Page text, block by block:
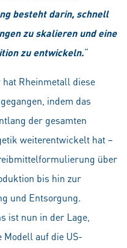
besteht darin, schnell
zu skalieren und eine
zu entwickeln.“
Rheinmetall diese
indem das
der gesamten
weiterentwickelt hat –
über
bis hin zur
und Entsorgung.
ist nun in der Lage,
auf die US-